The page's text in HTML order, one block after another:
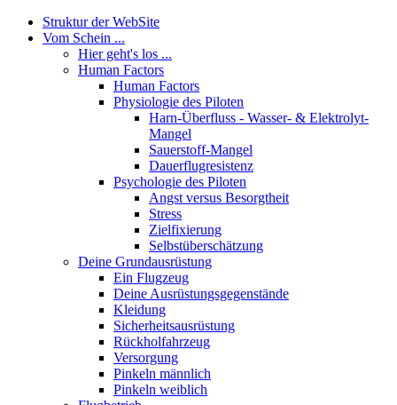
Struktur der WebSite
Vom Schein ...
Hier geht's los ...
Human Factors
Human Factors
Physiologie des Piloten
Harn-Überfluss - Wasser- & Elektrolyt-
Mangel
Sauerstoff-Mangel
Dauerflugresistenz
Psychologie des Piloten
Angst versus Besorgtheit
Stress
Zielfixierung
Selbstüberschätzung
Deine Grundausrüstung
Ein Flugzeug
Deine Ausrüstungsgegenstände
Kleidung
Sicherheitsausrüstung
Rückholfahrzeug
Versorgung
Pinkeln männlich
Pinkeln weiblich